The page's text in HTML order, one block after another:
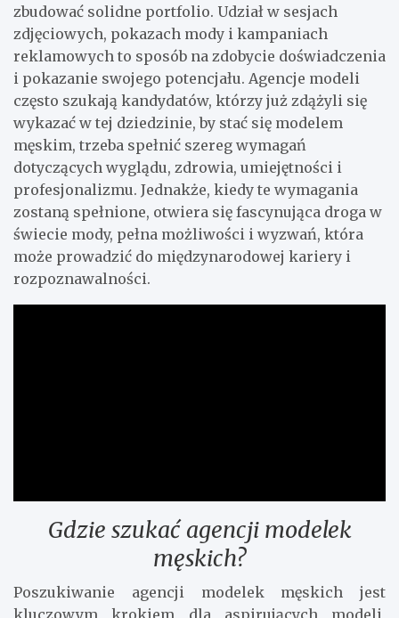
zbudować solidne portfolio. Udział w sesjach
zdjęciowych, pokazach mody i kampaniach
reklamowych to sposób na zdobycie doświadczenia
i pokazanie swojego potencjału. Agencje modeli
często szukają kandydatów, którzy już zdążyli się
wykazać w tej dziedzinie, by stać się modelem
męskim, trzeba spełnić szereg wymagań
dotyczących wyglądu, zdrowia, umiejętności i
profesjonalizmu. Jednakże, kiedy te wymagania
zostaną spełnione, otwiera się fascynująca droga w
świecie mody, pełna możliwości i wyzwań, która
może prowadzić do międzynarodowej kariery i
rozpoznawalności.
Gdzie szukać agencji modelek
męskich?
Poszukiwanie agencji modelek męskich jest
kluczowym krokiem dla aspirujących modeli,